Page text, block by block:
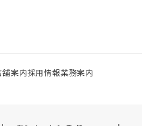
舗案内採用情報業務案内